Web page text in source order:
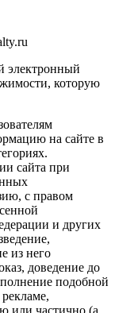
электронный
которую
на сайте в
сайта при
с правом
и других
из него
доведение до
подобной
или частично (а